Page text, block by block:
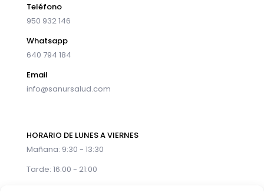
Teléfono
950 932 146
Whatsapp
640 794 184
Email
info@sanursalud.com
HORARIO DE LUNES A VIERNES
Mañana: 9:30 - 13:30
Tarde: 16:00 - 21:00